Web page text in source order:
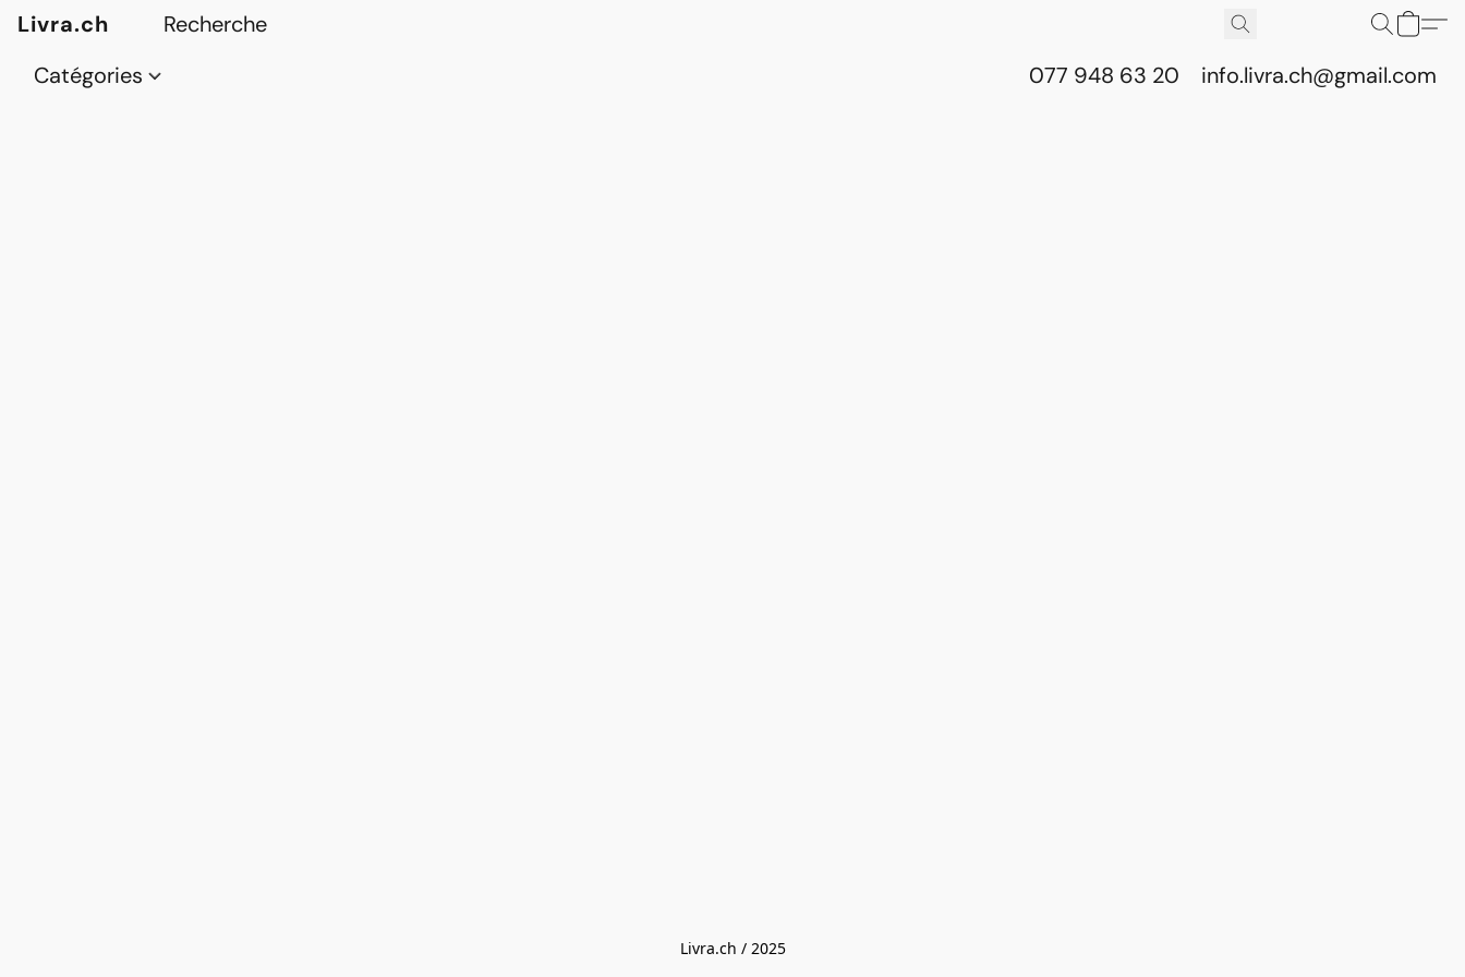
Livra.ch
Catégories
077 948 63 20 info.livra.ch@gmail.com
Livra.ch / 2025